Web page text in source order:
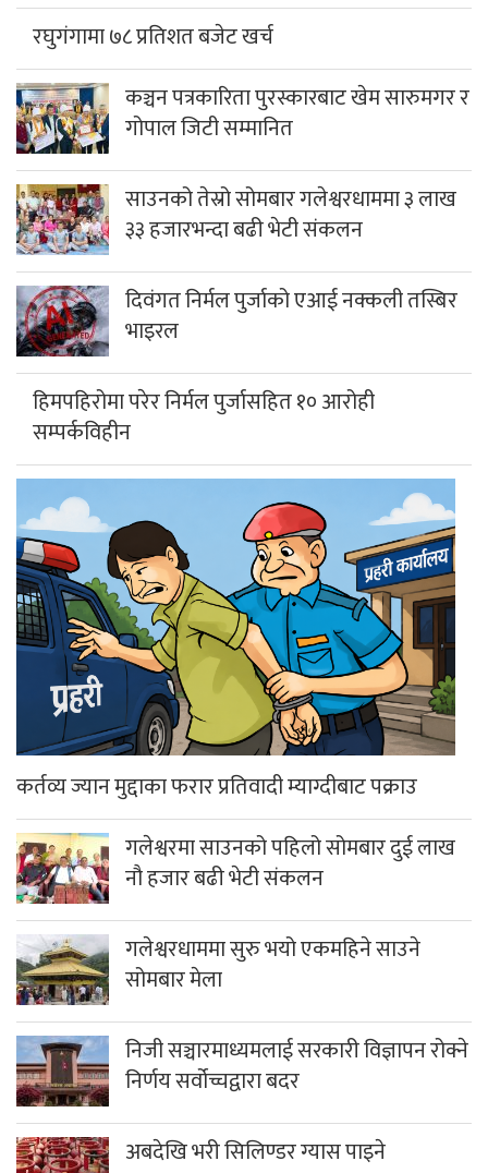
रघुगंगामा ७८ प्रतिशत बजेट खर्च
कञ्चन पत्रकारिता पुरस्कारबाट खेम सारुमगर र
गोपाल जिटी सम्मानित
साउनको तेस्रो सोमबार गलेश्वरधाममा ३ लाख
३३ हजारभन्दा बढी भेटी संकलन
दिवंगत निर्मल पुर्जाको एआई नक्कली तस्बिर
भाइरल
हिमपहिरोमा परेर निर्मल पुर्जासहित १० आरोही
सम्पर्कविहीन
कर्तव्य ज्यान मुद्दाका फरार प्रतिवादी म्याग्दीबाट पक्राउ
गलेश्वरमा साउनको पहिलो सोमबार दुई लाख
नौ हजार बढी भेटी संकलन
गलेश्वरधाममा सुरु भयो एकमहिने साउने
सोमबार मेला
निजी सञ्चारमाध्यमलाई सरकारी विज्ञापन रोक्ने
निर्णय सर्वोच्चद्वारा बदर
अबदेखि भरी सिलिण्डर ग्यास पाइने